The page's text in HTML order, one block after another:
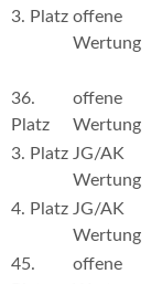
3. Platz offene
Wertung
36.
Platz
offene
Wertung
3. Platz JG/AK
Wertung
4. Platz JG/AK
Wertung
45.
offene